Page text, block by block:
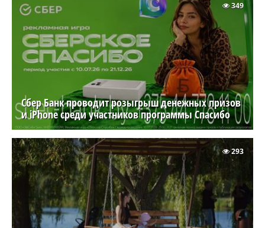
Сбер Банк проводит розыгрыш денежных призов
и iPhone среди участников программы Спасибо
349
293